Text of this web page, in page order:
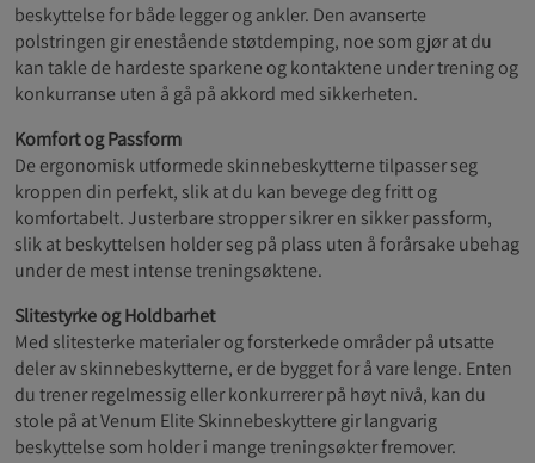
beskyttelse for både legger og ankler. Den avanserte
polstringen gir enestående støtdemping, noe som gjør at du
kan takle de hardeste sparkene og kontaktene under trening og
konkurranse uten å gå på akkord med sikkerheten.
Komfort og Passform
De ergonomisk utformede skinnebeskytterne tilpasser seg
kroppen din perfekt, slik at du kan bevege deg fritt og
komfortabelt. Justerbare stropper sikrer en sikker passform,
slik at beskyttelsen holder seg på plass uten å forårsake ubehag
under de mest intense treningsøktene.
Slitestyrke og Holdbarhet
Med slitesterke materialer og forsterkede områder på utsatte
deler av skinnebeskytterne, er de bygget for å vare lenge. Enten
du trener regelmessig eller konkurrerer på høyt nivå, kan du
stole på at Venum Elite Skinnebeskyttere gir langvarig
beskyttelse som holder i mange treningsøkter fremover.